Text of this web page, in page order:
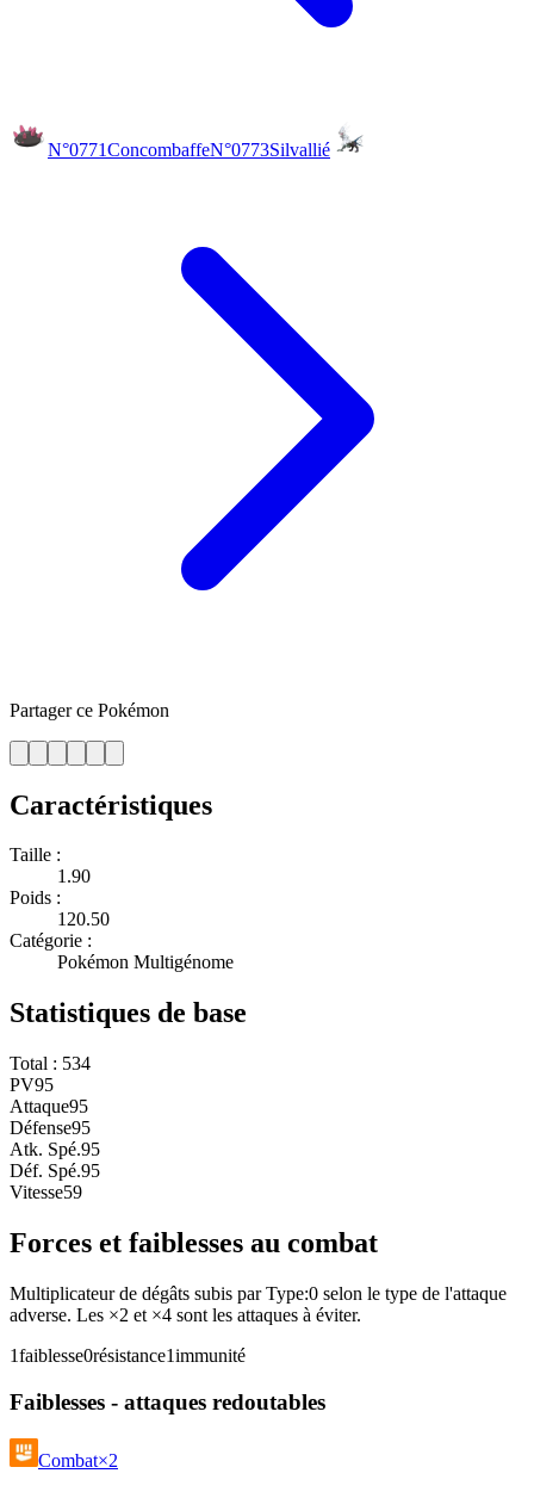
N°0771ConcombaffeN°0773Silvallié
Partager ce Pokémon
Caractéristiques
Taille :
1.90
Poids :
120.50
Catégorie :
Pokémon Multigénome
Statistiques de base
Total : 534
PV95
Attaque95
Défense95
Atk. Spé.95
Déf. Spé.95
Vitesse59
Forces et faiblesses au combat
Multiplicateur de dégâts subis par Type:0 selon le type de l'attaque
adverse. Les ×2 et ×4 sont les attaques à éviter.
1faiblesse0résistance1immunité
Faiblesses - attaques redoutables
Combat×2